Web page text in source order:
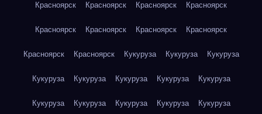
Красноярск Красноярск Красноярск Красноярск
Красноярск Красноярск Красноярск Красноярск
Красноярск Красноярск Кукуруза Кукуруза Кукуруза
Кукуруза Кукуруза Кукуруза Кукуруза Кукуруза
Кукуруза Кукуруза Кукуруза Кукуруза Кукуруза